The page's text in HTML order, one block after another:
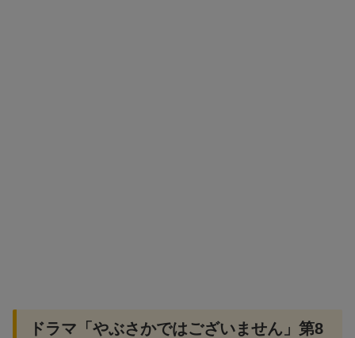
ドラマ「やぶさかではございません」第8